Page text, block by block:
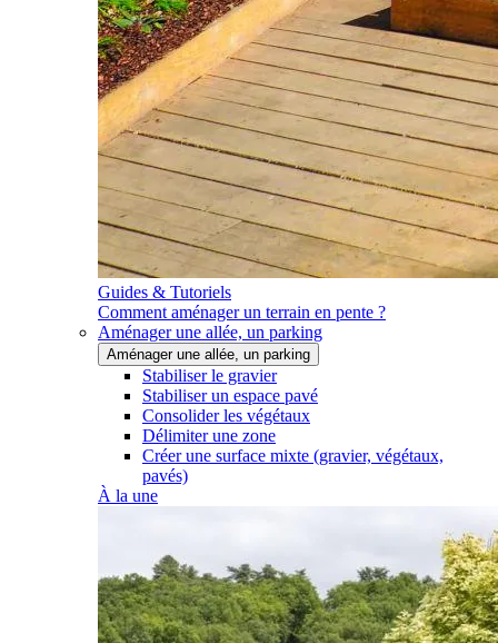
Guides & Tutoriels
Comment aménager un terrain en pente ?
Aménager une allée, un parking
Aménager une allée, un parking
Stabiliser le gravier
Stabiliser un espace pavé
Consolider les végétaux
Délimiter une zone
Créer une surface mixte (gravier, végétaux,
pavés)
À la une